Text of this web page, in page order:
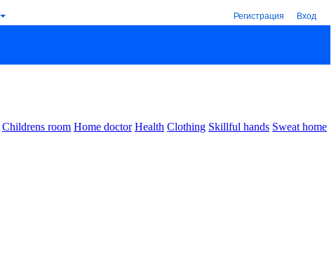
Регистрация Вход
Childrens room Home doctor Health Clothing Skillful hands Sweat home